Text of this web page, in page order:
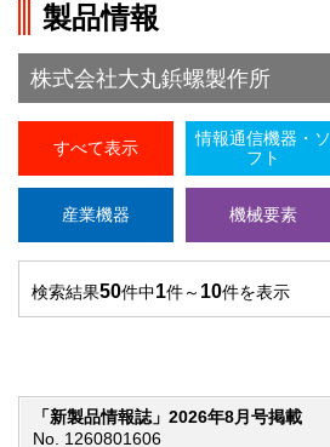
製品情報
株式会社大丸鋲螺製作所
すべて表示
情報通信機器・ソ
フト
産業機器 機械要素
検索結果50件中1件～ 10件を表示
「新製品情報誌」2026年8月号掲載
No. 1260801606